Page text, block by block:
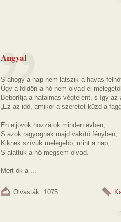
Angyal
S ahogy a nap nem látszik a havas
Úgy a földön a hó nem olvad el
Beborítja a hatalmas végtelent, s így az
„Ez az idő, amikor a szeretet küzd a
Én eljövök hozzátok minden évben,
S azok ragyognak majd vakító fényben,
Kiknek szívük melegebb, mint a nap,
S alattuk a hó mégsem olvad.
Mert ők a ...
Olvasták: 1075